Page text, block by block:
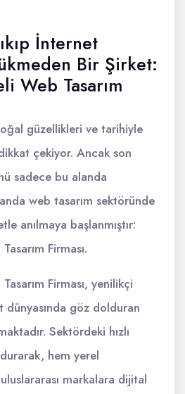
İnternet
Bir Şirket:
Web Tasarım
güzellikleri ve tarihiyle
çekiyor. Ancak son
sadece bu alanda
web tasarım sektöründe
anılmaya başlanmıştır:
Firması.
Firması, yenilikçi
dünyasında göz dolduran
Sektördeki hızlı
hem yerel
markalara dijital